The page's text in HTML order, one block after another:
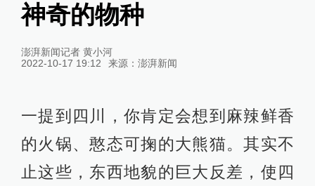
神奇的物种
澎湃新闻记者 黄小河
2022-10-17 19:12
来源： 澎湃新闻
一提到四川，你肯定会想到麻辣鲜香
的火锅、憨态可掬的大熊猫。其实不
止这些，东西地貌的巨大反差，使四